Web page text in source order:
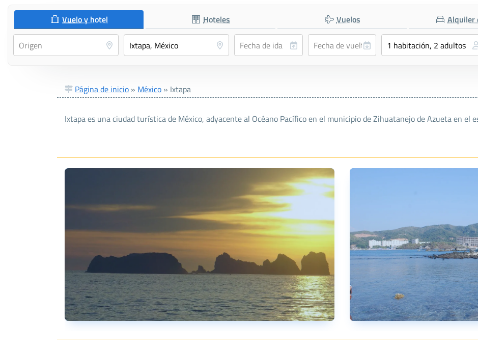
Vuelo y hotel Hoteles Vuelos Alquiler
Página de inicio » México » Ixtapa
Ixtapa es una ciudad turística de México, adyacente al Océano Pacífico en el municipio de Zihuatanejo de Azueta en el